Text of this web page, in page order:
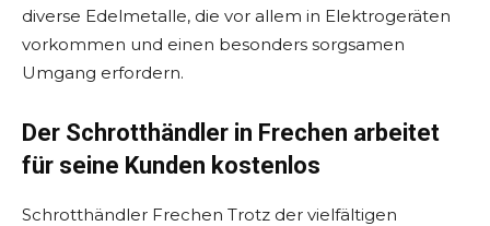
diverse Edelmetalle, die vor allem in Elektrogeräten
vorkommen und einen besonders sorgsamen
Umgang erfordern.
Der Schrotthändler in Frechen arbeitet
für seine Kunden kostenlos
Schrotthändler Frechen Trotz der vielfältigen